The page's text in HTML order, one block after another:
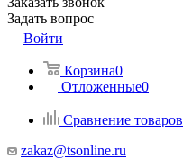
Задать вопрос
Войти
Корзина0
Отложенные0
Сравнение товаров
zakaz@tsonline.ru